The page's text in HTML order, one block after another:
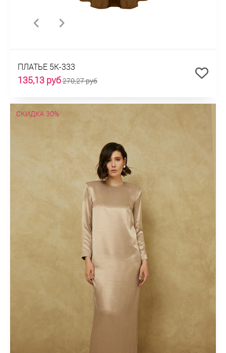
ПЛАТЬЕ 5К-333
135,13 руб270,27 руб
СКИДКА 30%